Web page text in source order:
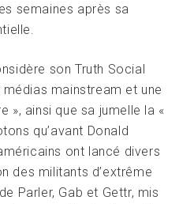
semaines après sa
son Truth Social
mainstream et une
», ainsi que sa jumelle la «
qu’avant Donald
ont lancé divers
des militants d’extrême
Parler, Gab et Gettr, mis